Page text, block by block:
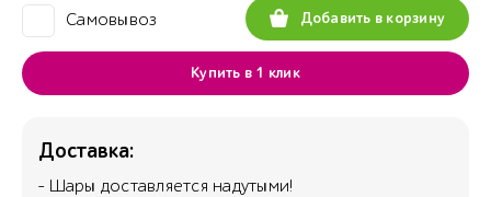
Самовывоз Добавить в корзину
Купить в 1 клик
Доставка:
- Шары доставляется надутыми!